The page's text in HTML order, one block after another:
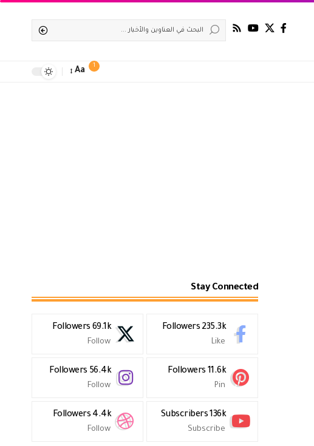
1
Aa
Stay Connected
235.3k
Followers
Like
69.1k
Followers
Follow
11.6k
Followers
Pin
56.4k
Followers
Follow
136k
Subscribers
Subscribe
4.4k
Followers
Follow